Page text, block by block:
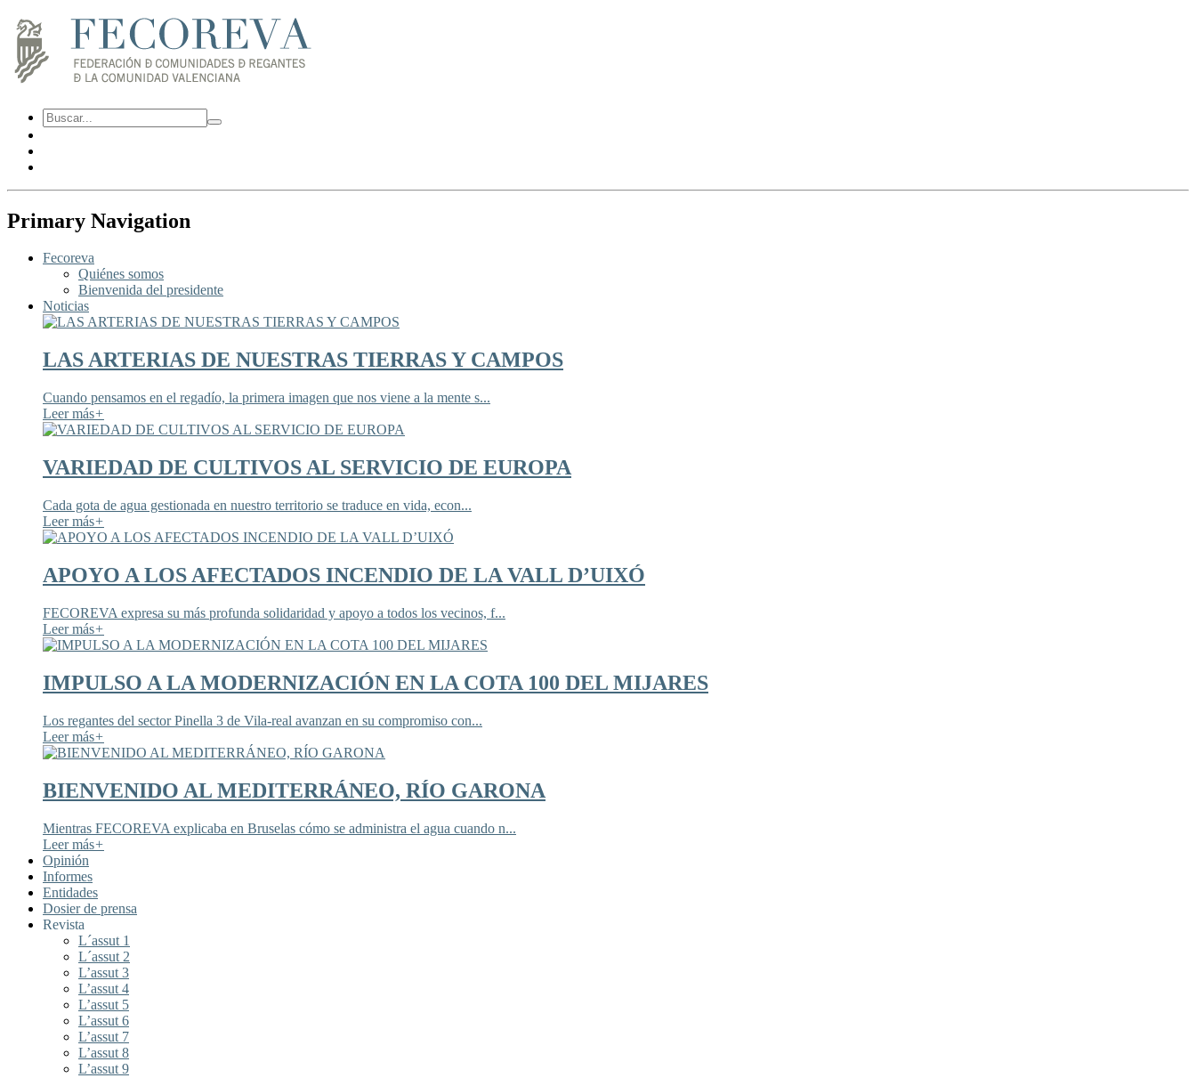
Primary Navigation
Fecoreva
Quiénes somos
Bienvenida del presidente
Noticias
LAS ARTERIAS DE NUESTRAS TIERRAS Y CAMPOS
Cuando pensamos en el regadío, la primera imagen que nos viene a la mente s...
Leer más+
VARIEDAD DE CULTIVOS AL SERVICIO DE EUROPA
Cada gota de agua gestionada en nuestro territorio se traduce en vida, econ...
Leer más+
APOYO A LOS AFECTADOS INCENDIO DE LA VALL D’UIXÓ
FECOREVA expresa su más profunda solidaridad y apoyo a todos los vecinos, f...
Leer más+
IMPULSO A LA MODERNIZACIÓN EN LA COTA 100 DEL MIJARES
Los regantes del sector Pinella 3 de Vila-real avanzan en su compromiso con...
Leer más+
BIENVENIDO AL MEDITERRÁNEO, RÍO GARONA
Mientras FECOREVA explicaba en Bruselas cómo se administra el agua cuando n...
Leer más+
Opinión
Informes
Entidades
Dosier de prensa
Revista
L´assut 1
L´assut 2
L’assut 3
L’assut 4
L’assut 5
L’assut 6
L’assut 7
L’assut 8
L’assut 9